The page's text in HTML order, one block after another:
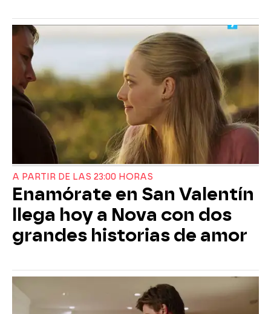
A PARTIR DE LAS 23:00 HORAS
Enamórate en San Valentín
llega hoy a Nova con dos
grandes historias de amor